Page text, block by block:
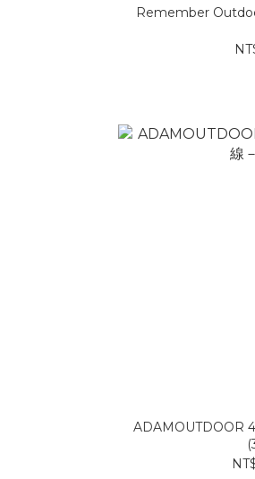
Remember
ADAMOUTDOOR